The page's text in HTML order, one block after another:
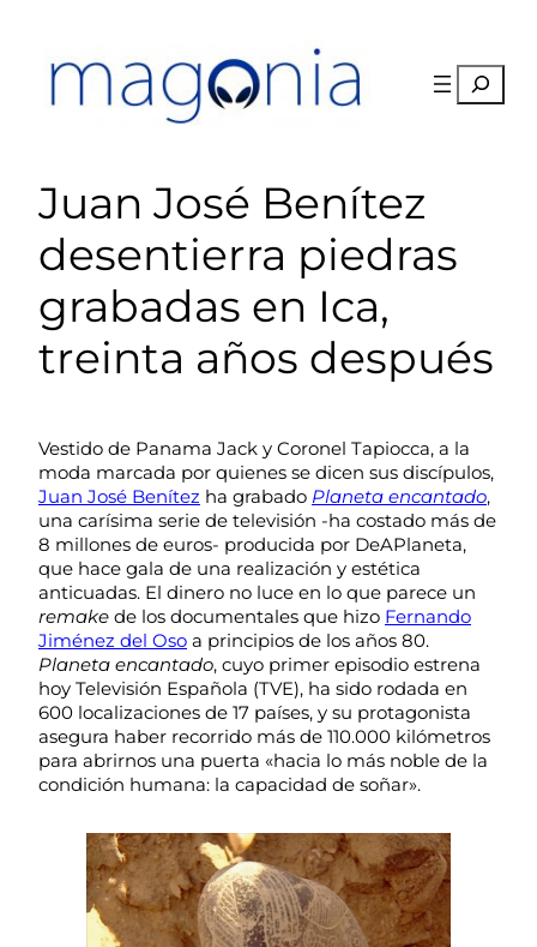
contenido
Buscar
Juan José Benítez
desentierra piedras
grabadas en Ica,
treinta años después
Vestido de Panama Jack y Coronel Tapiocca, a la
moda marcada por quienes se dicen sus discípulos,
Juan José Benítez ha grabado Planeta encantado,
una carísima serie de televisión -ha costado más de
8 millones de euros- producida por DeAPlaneta,
que hace gala de una realización y estética
anticuadas. El dinero no luce en lo que parece un
remake de los documentales que hizo Fernando
Jiménez del Oso a principios de los años 80.
Planeta encantado, cuyo primer episodio estrena
hoy Televisión Española (TVE), ha sido rodada en
600 localizaciones de 17 países, y su protagonista
asegura haber recorrido más de 110.000 kilómetros
para abrirnos una puerta «hacia lo más noble de la
condición humana: la capacidad de soñar».